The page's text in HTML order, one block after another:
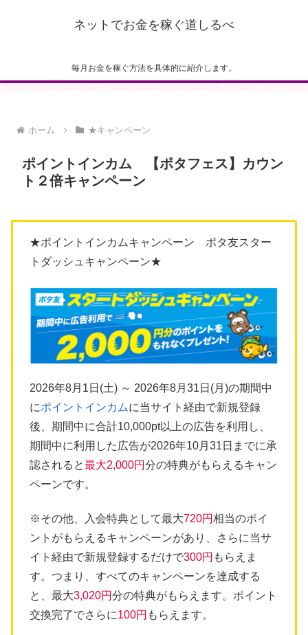
ネットでお金を稼ぐ道しるべ
毎月お金を稼ぐ方法を具体的に紹介します。
ホーム ★キャンペーン
ポイントインカム 【ポタフェス】カウン
ト２倍キャンペーン
★ポイントインカムキャンペーン ポタ友スター
トダッシュキャンペーン★
2026年8月1日(土) ～ 2026年8月31日(月)の期間中
にポイントインカムに当サイト経由で新規登録
後、期間中に合計10,000pt以上の広告を利用し、
期間中に利用した広告が2026年10月31日までに承
認されると最大2,000円分の特典がもらえるキャン
ペーンです。
※その他、入会特典として最大720円相当のポイ
ントがもらえるキャンペーンがあり、さらに当サ
イト経由で新規登録するだけで300円 もらえま
す。つまり、すべてのキャンペーンを達成する
と、最大3,020円分の特典がもらえます。ポイント
交換完了でさらに100円 もらえます。